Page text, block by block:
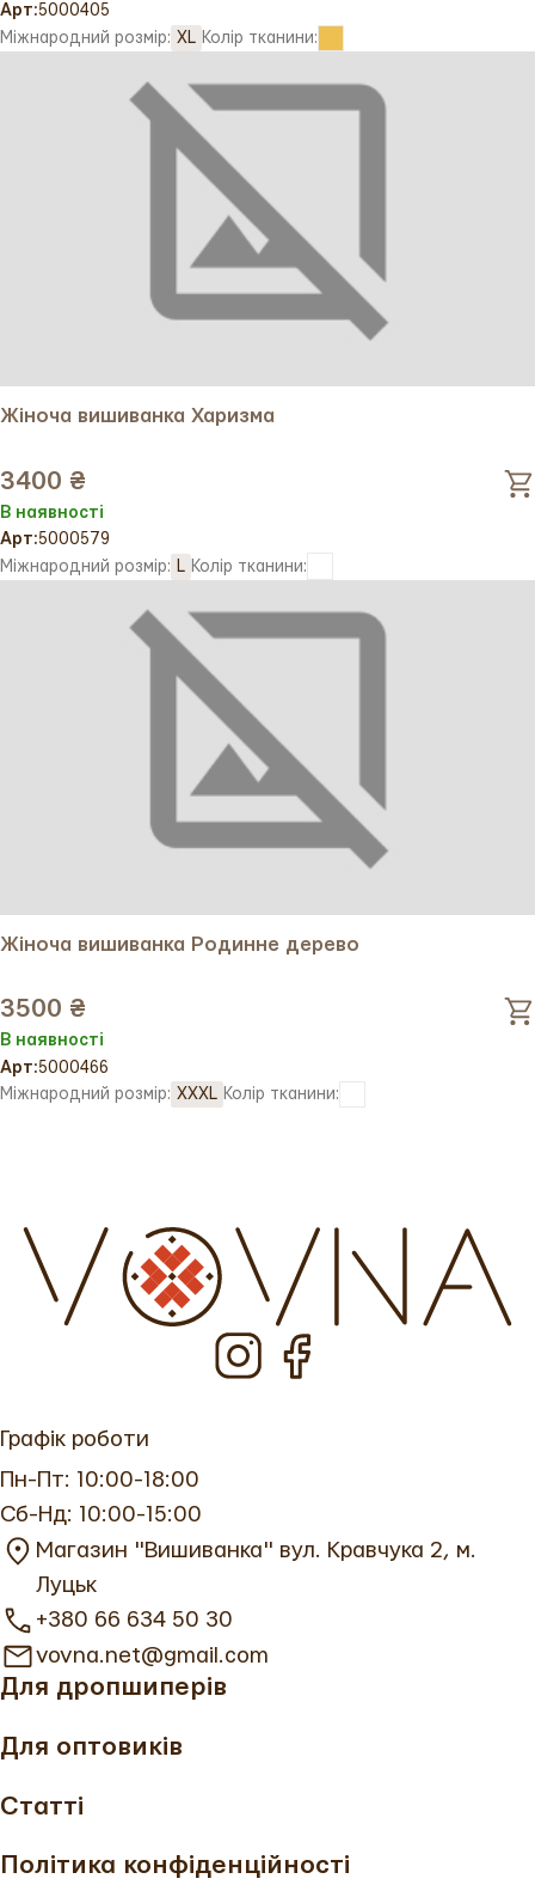
Арт:5000405
Міжнародний розмір: XL Колір тканини:
Жіноча вишиванка Харизма
3400 ₴
В наявності
Арт:5000579
Міжнародний розмір: L Колір тканини:
Жіноча вишиванка Родинне дерево
3500 ₴
В наявності
Арт:5000466
Міжнародний розмір: XXXL Колір тканини:
Для дропшиперів
Для оптовиків
Статті
Політика конфіденційності
Графік роботи
Пн-Пт: 10:00-18:00
Сб-Нд: 10:00-15:00
Магазин "Вишиванка" вул. Кравчука 2, м.
Луцьк
+380 66 634 50 30
vovna.net@gmail.com